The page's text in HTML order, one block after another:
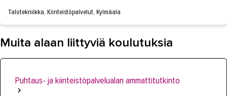
Talotekniikka, Kiinteistöpalvelut, Kylmäala
Muita alaan liittyviä koulutuksia
Puhtaus- ja kiinteistöpalvelualan ammattitutkinto